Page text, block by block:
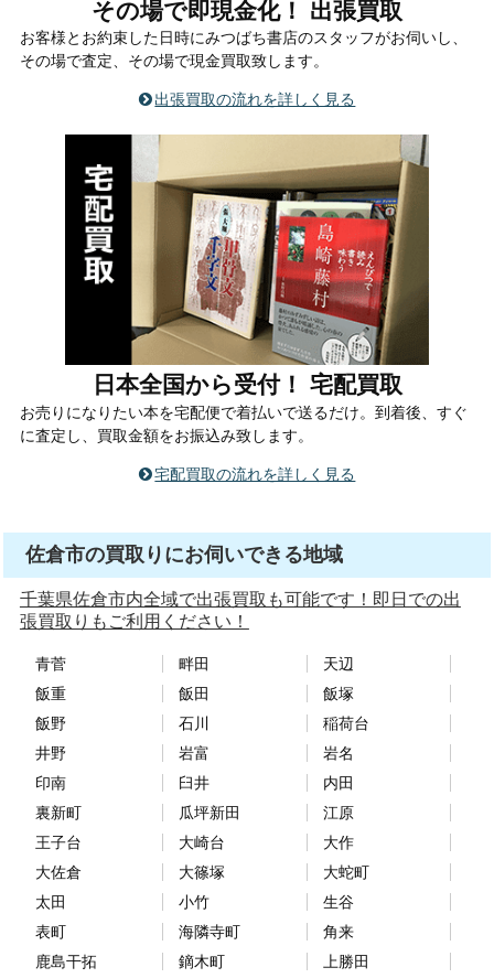
その場で即現金化！ 出張買取
お客様とお約束した日時にみつばち書店のスタッフがお伺いし、
その場で査定、その場で現金買取致します。
出張買取の流れを詳しく見る
日本全国から受付！ 宅配買取
お売りになりたい本を宅配便で着払いで送るだけ。到着後、すぐ
に査定し、買取金額をお振込み致します。
宅配買取の流れを詳しく見る
佐倉市の買取りにお伺いできる地域
千葉県佐倉市内全域で出張買取も可能です！即日での出
張買取りもご利用ください！
青菅 畔田
天辺
飯重
飯田
飯塚
飯野
石川
稲荷台
井野
岩富
岩名
印南
臼井
内田
裏新町
瓜坪新田
江原
王子台
大崎台
大作
大佐倉
大篠塚
大蛇町
太田
小竹
生谷
表町
海隣寺町
角来
鹿島干拓
鏑木町
上勝田